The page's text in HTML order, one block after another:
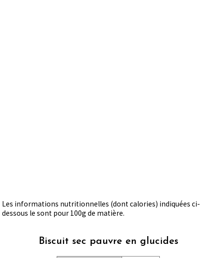
Les informations nutritionnelles (dont calories) indiquées ci-
dessous le sont pour 100g de matière.
Biscuit sec pauvre en glucides